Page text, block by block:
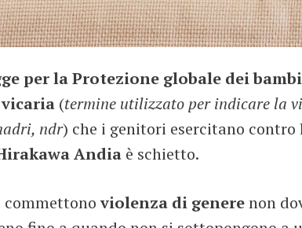
per la Protezione globale dei
(termine utilizzato per indicare la
ndr) che i genitori esercitano
Andia è schietto.
commettonoviolenza di generenon